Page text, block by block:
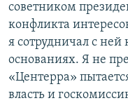
советником
конфликта
я сотрудничал с
основаниях. Я не
«Центерра»
власть и